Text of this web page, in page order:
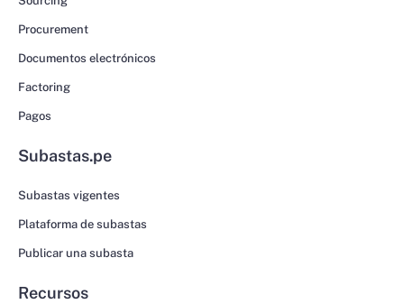
Procurement
Documentos electrónicos
Factoring
Pagos
Subastas.pe
Subastas vigentes
Plataforma de subastas
Publicar una subasta
Recursos